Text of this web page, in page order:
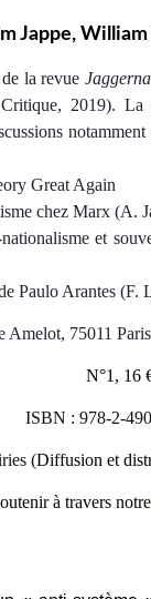
Jappe,
la revue
2019). La
Great Again
chez Marx (A.
et
Paulo Arantes (F.
Amelot, 75011 Paris
N°1, 16
ISBN : 978-2-
(Diffusion et
à travers notre